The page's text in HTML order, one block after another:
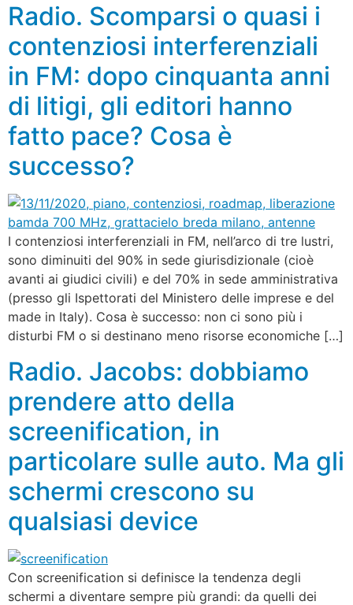
Radio. Scomparsi o quasi i
contenziosi interferenziali
in FM: dopo cinquanta anni
di litigi, gli editori hanno
fatto pace? Cosa è
successo?
I contenziosi interferenziali in FM, nell’arco di tre lustri,
sono diminuiti del 90% in sede giurisdizionale (cioè
avanti ai giudici civili) e del 70% in sede amministrativa
(presso gli Ispettorati del Ministero delle imprese e del
made in Italy). Cosa è successo: non ci sono più i
disturbi FM o si destinano meno risorse economiche […]
Radio. Jacobs: dobbiamo
prendere atto della
screenification, in
particolare sulle auto. Ma gli
schermi crescono su
qualsiasi device
Con screenification si definisce la tendenza degli
schermi a diventare sempre più grandi: da quelli dei